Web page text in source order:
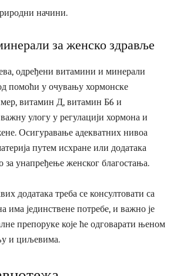
начини.
за женско здравље
одређени витамини и минерали
помоћи у очувању хормонске
витамин Д, витамин Б6 и
улогу у регулацији хормона и
Осигуравање адекватних нивоа
путем исхране или додатака
унапређење женског благостања.
додатака треба се консултовати са
има јединствене потребе, и важно је
препоруке које ће одговарати њеном
и циљевима.